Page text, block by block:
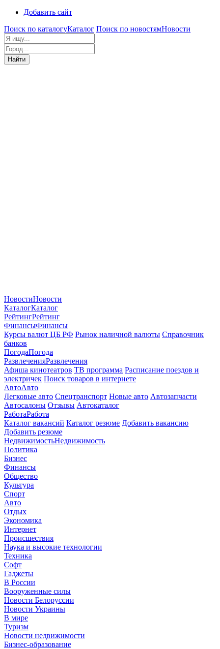
Добавить сайт
Поиск по каталогуКаталог Поиск по новостямНовости
Найти
НовостиНовости
КаталогКаталог
РейтингРейтинг
ФинансыФинансы
Курсы валют ЦБ РФ Рынок наличной валюты Справочник
банков
ПогодаПогода
РазвлеченияРазвлечения
Афиша кинотеатров ТВ программа Расписание поездов и
электричек Поиск товаров в интернете
АвтоАвто
Легковые авто Спецтранспорт Новые авто Автозапчасти
Автосалоны Отзывы Автокаталог
РаботаРабота
Каталог вакансий Каталог резюме Добавить вакансию
Добавить резюме
НедвижимостьНедвижимость
Политика
Бизнес
Финансы
Общество
Культура
Спорт
Авто
Отдых
Экономика
Интернет
Происшествия
Наука и высокие технологии
Техника
Софт
Гаджеты
В России
Вооруженные силы
Новости Белоруссии
Новости Украины
В мире
Туризм
Новости недвижимости
Бизнес-образование